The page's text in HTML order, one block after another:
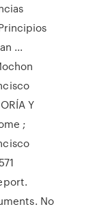
...
Y
;
No